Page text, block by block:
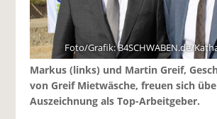
Foto/Grafik: B4SCHWABEN.de/
Markus (links) und Martin Greif,
von Greif Mietwäsche, freuen sich
Auszeichnung als Top-Arbeitgeber.